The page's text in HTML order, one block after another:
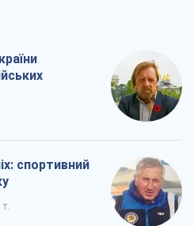
спортивний
т.